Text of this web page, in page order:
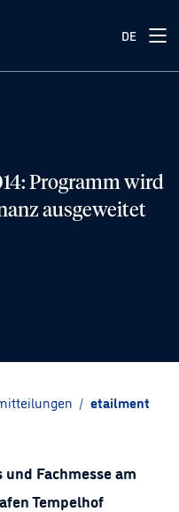
DE
Programm wird
ausgeweitet
/ etailment
Fachmesse am
Tempelhof